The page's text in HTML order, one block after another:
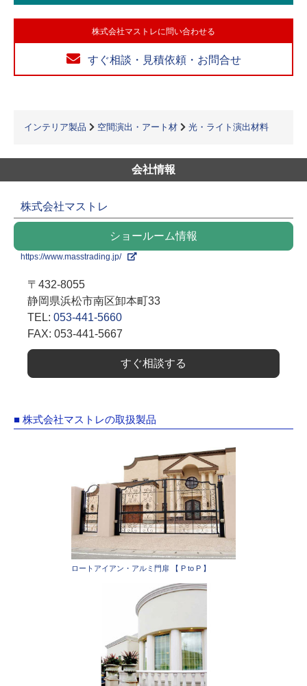
株式会社マストレに問い合わせる
すぐ相談・見積依頼・お問合せ
インテリア製品 空間演出・アート材 光・ライト演出材料
会社情報
株式会社マストレ
ショールーム情報
https://www.masstrading.jp/
〒432-8055
静岡県浜松市南区卸本町33
TEL: 053-441-5660
FAX: 053-441-5667
すぐ相談する
■ 株式会社マストレの取扱製品
ロートアイアン・アルミ門扉 【 P to P 】